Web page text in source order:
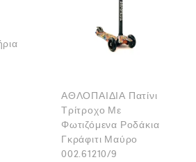
ΑΘΛΟΠΑΙΔΙΑ Πατίνι
Τρίτροχο Με
Φωτιζόμενα Ροδάκια
Γκράφιτι Μαύρο
002.61210/9